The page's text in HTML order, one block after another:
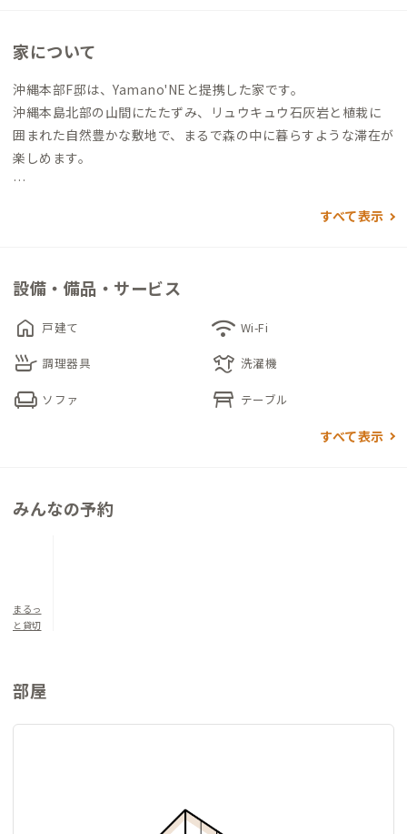
家について
沖縄本部F邸は、Yamano'NEと提携した家です。
沖縄本島北部の山間にたたずみ、リュウキュウ石灰岩と植栽に
囲まれた自然豊かな敷地で、まるで森の中に暮らすような滞在が
楽しめます。
roomから望むことができ、旅の余韻を語る時間に彩りを添えて
わせた利用ができます。
キッチンはガスグリルを備え、隣接するリビングでは調理した
料理を囲んで過ごす豊かな時間が流れます。バスルームやトイレ
られます。
楽しむにはぴったりの場所です。
また、2025年7月にオープンした「ジャングリア 沖縄」をはじ
▼寝室について
和室1（定員2名）：シングルベッド×2
すべて表示
設備・備品・サービス
home 戸建て wifi Wi-Fi
skillet 調理器具 laundry 洗濯機
chair ソファ table_restaurant テーブル
すべて表示
みんなの予約
まるっ
と貸切
部屋